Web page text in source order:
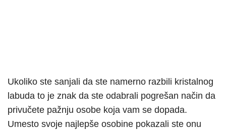
Ukoliko ste sanjali da ste namerno razbili kristalnog
labuda to je znak da ste odabrali pogrešan način da
privučete pažnju osobe koja vam se dopada.
Umesto svoje najlepše osobine pokazali ste onu